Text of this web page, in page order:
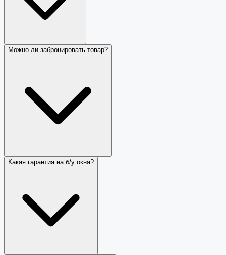
Можно ли забронировать товар?
Какая гарантия на б/у окна?